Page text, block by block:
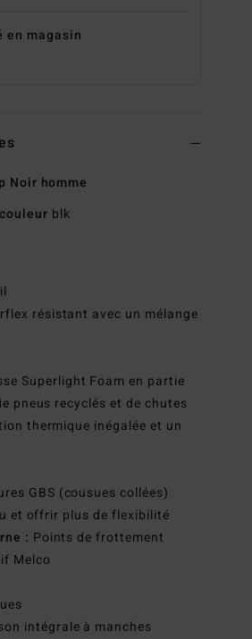
magasin
Noir homme
blk
résistant avec un mélange
Superlight Foam en partie
pneus recyclés et de chutes
thermique inégalée et un
GBS (cousues collées)
et offrir plus de flexibilité
: Points de frottement
Melco
intégrale à manches